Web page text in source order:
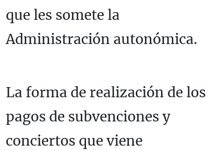
que les somete la
Administración autonómica.
La forma de realización de los
pagos de subvenciones y
conciertos que viene